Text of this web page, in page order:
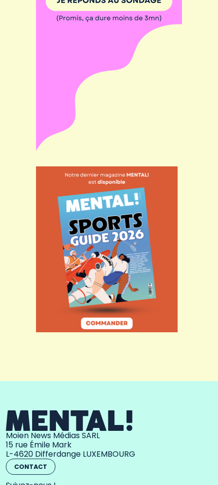
Moien News Médias SARL
15 rue Émile Mark
L-4620 Differdange LUXEMBOURG
CONTACT